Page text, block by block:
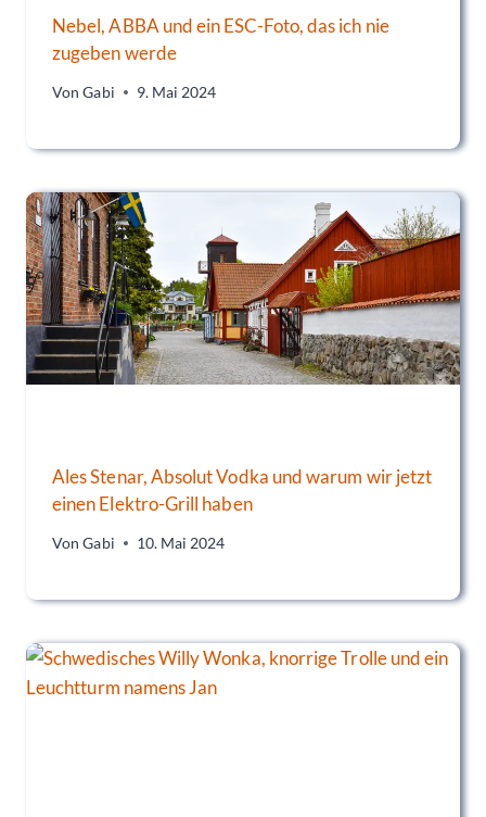
Nebel, ABBA und ein ESC-Foto, das ich nie
zugeben werde
Von Gabi 9. Mai 2024
Ales Stenar, Absolut Vodka und warum wir jetzt
einen Elektro-Grill haben
Von Gabi 10. Mai 2024